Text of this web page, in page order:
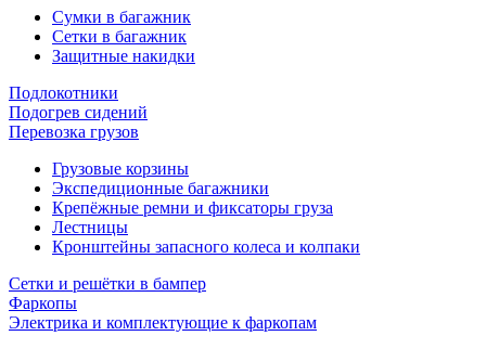
Сумки в багажник
Сетки в багажник
Защитные накидки
Подлокотники
Подогрев сидений
Перевозка грузов
Грузовые корзины
Экспедиционные багажники
Крепёжные ремни и фиксаторы груза
Лестницы
Кронштейны запасного колеса и колпаки
Сетки и решётки в бампер
Фаркопы
Электрика и комплектующие к фаркопам